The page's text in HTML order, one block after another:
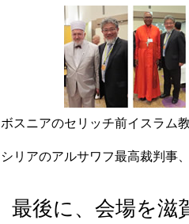
ボスニアのセリッチ前イスラム
シリアのアルサワフ最高裁判事
最後に、会場を滋